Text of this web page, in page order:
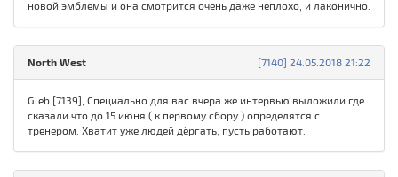
новой эмблемы и она смотрится очень даже неплохо, и лаконично.
[7140] 24.05.2018 21:22
North West
Gleb [7139], Cпециально для вас вчера же интервью выложили где
сказали что до 15 июня ( к первому сбору ) определятся с
тренером. Хватит уже людей дёргать, пусть работают.